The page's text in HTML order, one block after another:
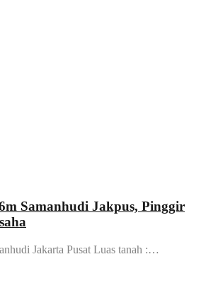
Samanhudi Jakpus, Pinggir
Jakarta Pusat Luas tanah :…